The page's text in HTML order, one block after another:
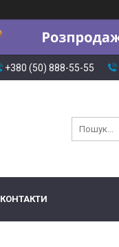
+380 (50) 888-55-55
КОНТАКТИ